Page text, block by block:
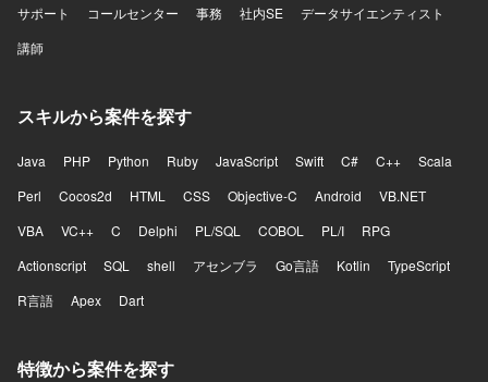
サポート
コールセンター 事務 社内SE
データサイエンティスト
講師
スキルから案件を探す
Java PHP Python Ruby JavaScript Swift C# C++
Scala
Perl
Cocos2d HTML CSS Objective-C Android
VB.NET
VBA
VC++ C Delphi PL/SQL COBOL PL/I
RPG
Actionscript
SQL shell アセンブラ Go言語 Kotlin
TypeScript
R言語
Apex Dart
特徴から案件を探す